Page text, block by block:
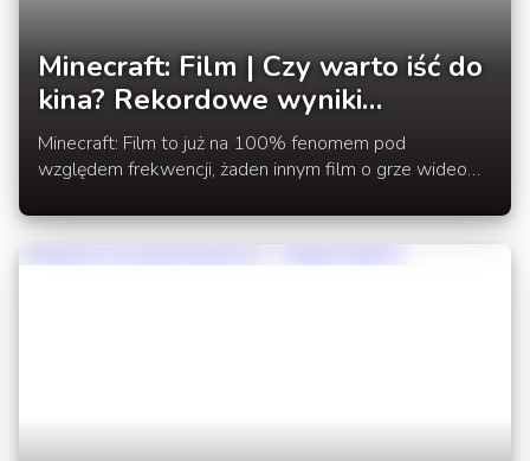
Minecraft: Film | Czy warto iść do
kina? Rekordowe wyniki
oglądalności
Minecraft: Film to już na 100% fenomem pod
względem frekwencji, żaden innym film o grze wideo